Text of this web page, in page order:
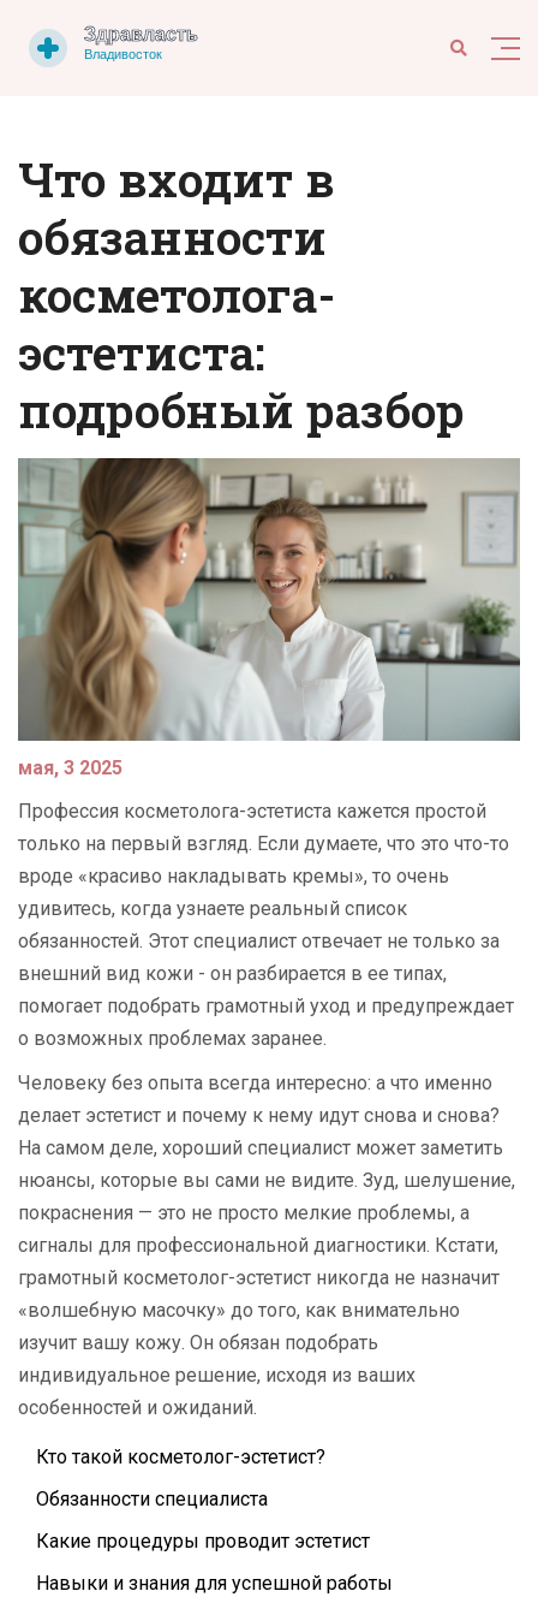
Что входит в
обязанности
косметолога-
эстетиста:
подробный разбор
мая, 3 2025
Профессия косметолога-эстетиста кажется простой
только на первый взгляд. Если думаете, что это что-то
вроде «красиво накладывать кремы», то очень
удивитесь, когда узнаете реальный список
обязанностей. Этот специалист отвечает не только за
внешний вид кожи - он разбирается в ее типах,
помогает подобрать грамотный уход и предупреждает
о возможных проблемах заранее.
Человеку без опыта всегда интересно: а что именно
делает эстетист и почему к нему идут снова и снова?
На самом деле, хороший специалист может заметить
нюансы, которые вы сами не видите. Зуд, шелушение,
покраснения — это не просто мелкие проблемы, а
сигналы для профессиональной диагностики. Кстати,
грамотный косметолог-эстетист никогда не назначит
«волшебную масочку» до того, как внимательно
изучит вашу кожу. Он обязан подобрать
индивидуальное решение, исходя из ваших
особенностей и ожиданий.
Кто такой косметолог-эстетист?
Обязанности специалиста
Какие процедуры проводит эстетист
Навыки и знания для успешной работы